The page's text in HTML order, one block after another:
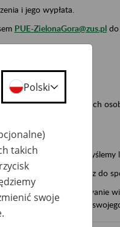
i jego wypłata.
PUE-ZielonaGora@zus.pldo
zaproszenie),
na przetwarzanie danych
adres mailowy wyślemy
Join meeting (dołącz do
zgodę na publikowanie
obrazu i dźwięku ze
Polski
takich
swoje